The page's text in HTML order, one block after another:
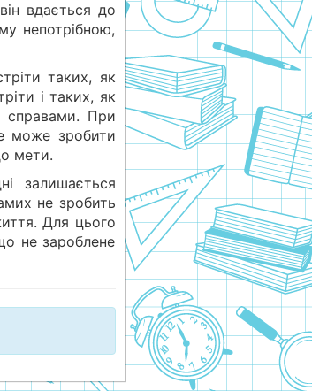
вдається до
непотрібною,
таких, як
і таких, як
справами. При
може зробити
мети.
залишається
не зробить
Для цього
не зароблене